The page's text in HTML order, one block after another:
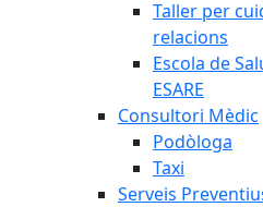
Taller per
relacions
Escola de
ESARE
Consultori Mèdic
Podòloga
Taxi
Serveis